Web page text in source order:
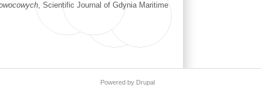
, Scientific Journal of Gdynia Maritime
Powered by Drupal